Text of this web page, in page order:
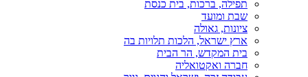
תפילה, ברכות, בית כנסת
שבת ומועד
ציונות, גאולה
ארץ ישראל, הלכות תלויות בה
בית המקדש, הר הבית
חברה ואקטואליה